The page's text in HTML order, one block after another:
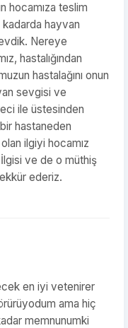
hocamıza teslim
hayvan
Nereye
hastalığından
hastalağını onun
sevgisi ve
ile üstesinden
hastaneden
ilgiyi hocamız
ve de o müthiş
ederiz.
en iyi vetenirer
ama hiç
memnunumki